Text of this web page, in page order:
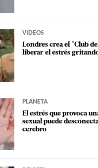
VIDEOS
Londres crea el "Club
liberar el estrés
PLANETA
El estrés que provoca
sexual puede
cerebro